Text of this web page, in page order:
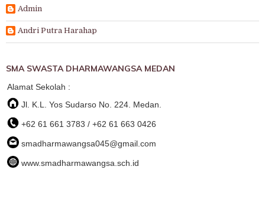
Admin
Andri Putra Harahap
SMA SWASTA DHARMAWANGSA MEDAN
Alamat Sekolah :
Jl. K.L. Yos Sudarso No. 224. Medan.
+62 61 661 3783 / +62 61 663 0426
smadharmawangsa045@gmail.com
www.smadharmawangsa.sch.id